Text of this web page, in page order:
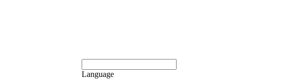
Language